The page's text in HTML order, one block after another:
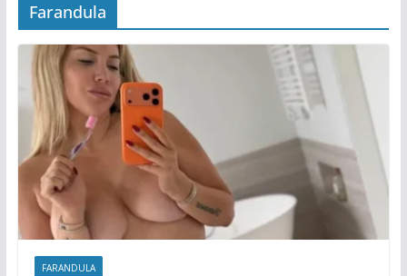
Farandula
FARANDULA